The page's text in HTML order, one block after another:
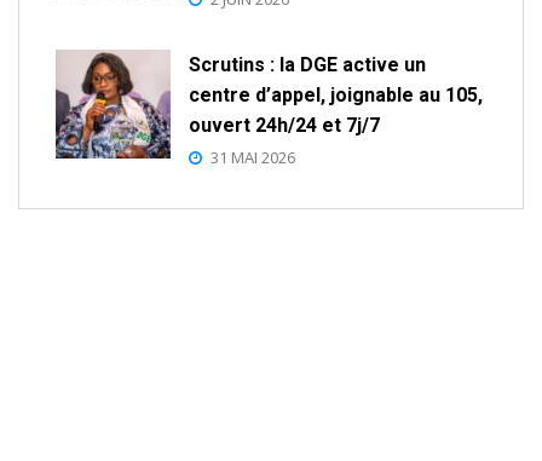
Scrutins : la DGE active un
centre d’appel, joignable au 105,
ouvert 24h/24 et 7j/7
31 MAI 2026